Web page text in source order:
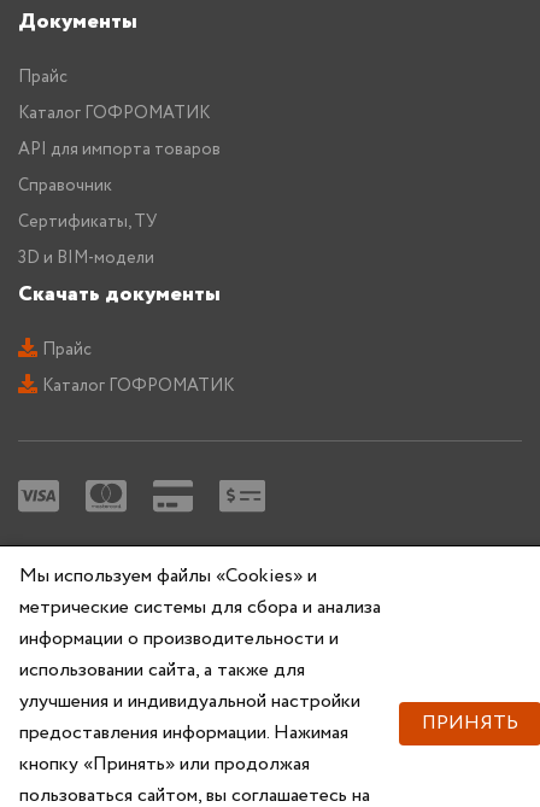
Документы
Прайс
Каталог ГОФРОМАТИК
API для импорта товаров
Справочник
Сертификаты, ТУ
3D и BIM-модели
Скачать документы
Прайс
Каталог ГОФРОМАТИК
Мы используем файлы «Cookies» и
метрические системы для сбора и анализа
информации о производительности и
использовании сайта, а также для
улучшения и индивидуальной настройки
предоставления информации. Нажимая
кнопку «Принять» или продолжая
пользоваться сайтом, вы соглашаетесь на
ПРИНЯТЬ